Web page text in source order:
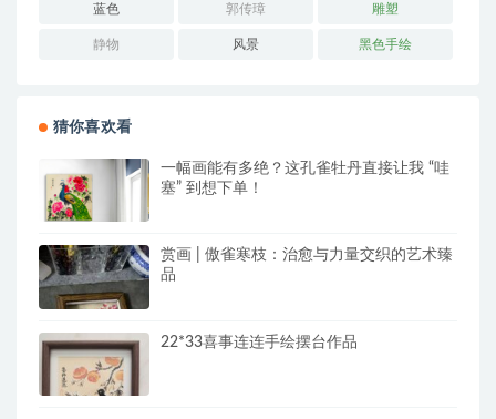
蓝色 郭传璋 雕塑
静物 风景 黑色手绘
猜你喜欢看
一幅画能有多绝？这孔雀牡丹直接让我 “哇
塞” 到想下单！
赏画 | 傲雀寒枝：治愈与力量交织的艺术臻
品
22*33喜事连连手绘摆台作品